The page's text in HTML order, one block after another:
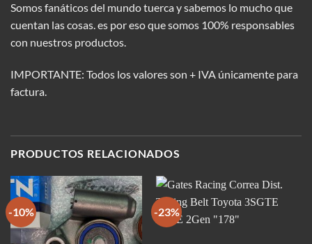
Somos fanáticos del mundo tuerca y sabemos lo mucho que
cuentan las cosas. es por eso que somos 100% responsables
con nuestros productos.
IMPORTANTE: Todos los valores son + IVA únicamente para
factura.
PRODUCTOS RELACIONADOS
-10% -23%